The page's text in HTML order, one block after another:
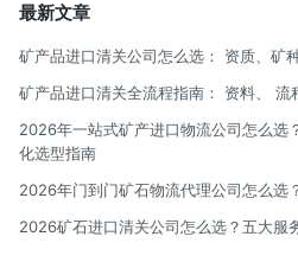
最新文章
矿产品进口清关公司怎么选： 资质、矿
矿产品进口清关全流程指南： 资料、 流
2026年一站式矿产进口物流公司怎么选
化选型指南
2026年门到门矿石物流代理公司怎么选
2026矿石进口清关公司怎么选？五大服